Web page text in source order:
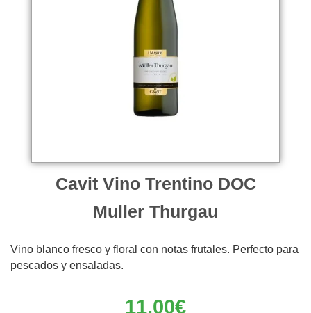
Cavit Vino Trentino DOC
Muller Thurgau
Vino blanco fresco y floral con notas frutales. Perfecto para
pescados y ensaladas.
11,00€